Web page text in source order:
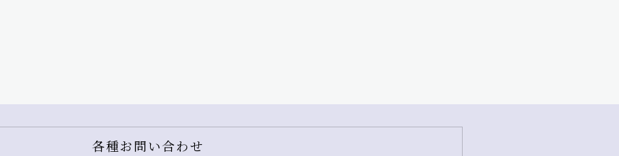
各種お問い合わせ